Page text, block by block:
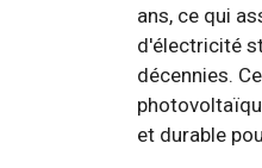
ans, ce qui
d'électricité
décennies.
et durable